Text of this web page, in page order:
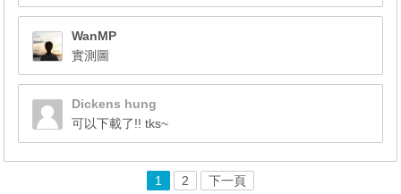
WanMP
實測圖
Dickens hung
可以下載了!! tks~
1 2 下一頁